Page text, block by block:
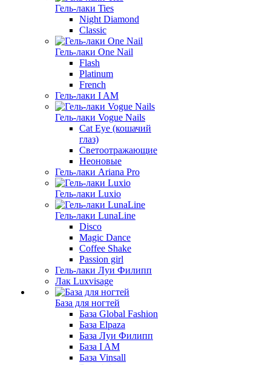
Гель-лаки Ties
Night Diamond
Classic
Гель-лаки One Nail
Flash
Platinum
French
Гель-лаки I AM
Гель-лаки Vogue Nails
Cat Eye (кошачий
глаз)
Светоотражающие
Неоновые
Гель-лаки Ariana Pro
Гель-лаки Luxio
Гель-лаки LunaLine
Disco
Magic Dance
Coffee Shake
Passion girl
Гель-лаки Луи Филипп
Лак Luxvisage
База для ногтей
База Global Fashion
База Elpaza
База Луи Филипп
База I AM
База Vinsall